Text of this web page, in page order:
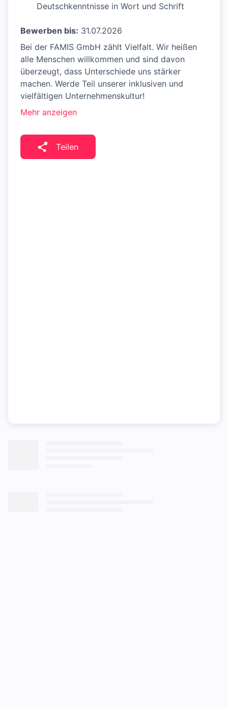
Deutschkenntnisse in Wort und Schrift
Bewerben bis: 31.07.2026
Bei der FAMIS GmbH zählt Vielfalt. Wir heißen
alle Menschen willkommen und sind davon
überzeugt, dass Unterschiede uns stärker
machen. Werde Teil unserer inklusiven und
vielfältigen Unternehmenskultur!
Mehr anzeigen
Teilen